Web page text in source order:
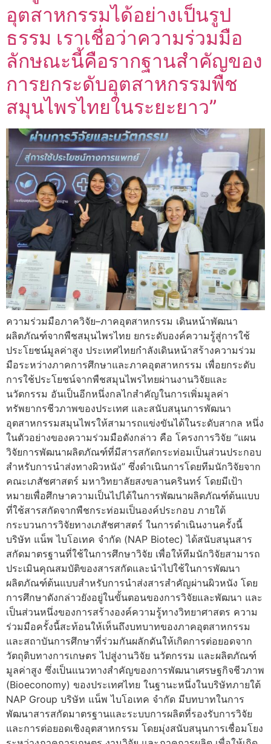
อุตสาหกรรมได้อย่างเป็นรูป
ธรรม เราเชื่อว่าความร่วมมือ
ลักษณะนี้คือรากฐานสำคัญของ
การยกระดับอุตสาหกรรมพืช
สมุนไพรไทยในระยะยาว”
ความร่วมมือภาควิจัย–ภาคอุตสาหกรรม เดินหน้าพัฒนา
ผลิตภัณฑ์จากพืชสมุนไพรไทย ยกระดับองค์ความรู้สู่การใช้
ประโยชน์มูลค่าสูง ประเทศไทยกำลังเดินหน้าสร้างความร่วม
มือระหว่างภาคการศึกษาและภาคอุตสาหกรรม เพื่อยกระดับ
การใช้ประโยชน์จากพืชสมุนไพรไทยผ่านงานวิจัยและ
นวัตกรรม อันเป็นอีกหนึ่งกลไกสำคัญในการเพิ่มมูลค่า
ทรัพยากรชีวภาพของประเทศ และสนับสนุนการพัฒนา
อุตสาหกรรมสมุนไพรให้สามารถแข่งขันได้ในระดับสากล หนึ่ง
ในตัวอย่างของความร่วมมือดังกล่าว คือ โครงการวิจัย “แผน
วิจัยการพัฒนาผลิตภัณฑ์ที่มีสารสกัดกระท่อมเป็นส่วนประกอบ
สำหรับการนำส่งทางผิวหนัง” ซึ่งดำเนินการโดยทีมนักวิจัยจาก
คณะเภสัชศาสตร์ มหาวิทยาลัยสงขลานครินทร์ โดยมีเป้า
หมายเพื่อศึกษาความเป็นไปได้ในการพัฒนาผลิตภัณฑ์ต้นแบบ
ที่ใช้สารสกัดจากพืชกระท่อมเป็นองค์ประกอบ ภายใต้
กระบวนการวิจัยทางเภสัชศาสตร์ ในการดำเนินงานครั้งนี้
บริษัท แน็พ ไบโอเทค จำกัด (NAP Biotec) ได้สนับสนุนสาร
สกัดมาตรฐานที่ใช้ในการศึกษาวิจัย เพื่อให้ทีมนักวิจัยสามารถ
ประเมินคุณสมบัติของสารสกัดและนำไปใช้ในการพัฒนา
ผลิตภัณฑ์ต้นแบบสำหรับการนำส่งสารสำคัญผ่านผิวหนัง โดย
การศึกษาดังกล่าวยังอยู่ในขั้นตอนของการวิจัยและพัฒนา และ
เป็นส่วนหนึ่งของการสร้างองค์ความรู้ทางวิทยาศาสตร ความ
ร่วมมือครั้งนี้สะท้อนให้เห็นถึงบทบาทของภาคอุตสาหกรรม
และสถาบันการศึกษาที่ร่วมกันผลักดันให้เกิดการต่อยอดจาก
วัตถุดิบทางการเกษตร ไปสู่งานวิจัย นวัตกรรม และผลิตภัณฑ์
มูลค่าสูง ซึ่งเป็นแนวทางสำคัญของการพัฒนาเศรษฐกิจชีวภาพ
(Bioeconomy) ของประเทศไทย ในฐานะหนึ่งในบริษัทภายใต้
NAP Group บริษัท แน็พ ไบโอเทค จำกัด มีบทบาทในการ
พัฒนาสารสกัดมาตรฐานและระบบการผลิตที่รองรับการวิจัย
และการต่อยอดเชิงอุตสาหกรรม โดยมุ่งสนับสนุนการเชื่อมโยง